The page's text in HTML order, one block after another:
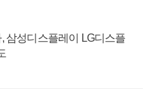
삼성디스플레이 LG디스플